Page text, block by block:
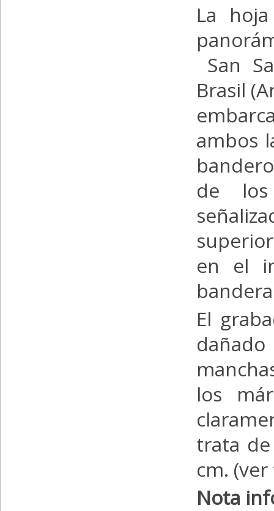
La
San
Brasil
ambos
de los
en el
El
los
trata
cm.
Nota